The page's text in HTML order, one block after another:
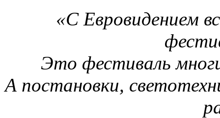
«С Евровидением
Это фестиваль
А постановки,